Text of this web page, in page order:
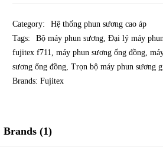
Category:
Hệ thống phun sương cao áp
Tags:
Bộ máy phun sương, Đại lý máy
fujitex f711, máy phun sương ống đồng,
sương ống đồng, Trọn bộ máy phun sương
Brands: Fujitex
Brands (1)